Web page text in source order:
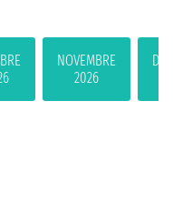
NOVEMBRE
2026